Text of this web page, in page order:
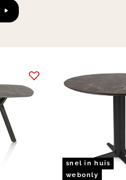
snel in huis
webonly